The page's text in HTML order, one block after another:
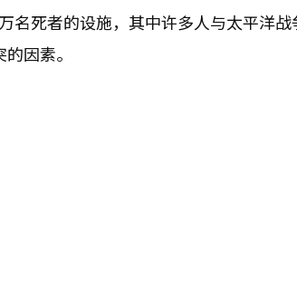
死者的设施，其中许多人与太平洋战
因素。